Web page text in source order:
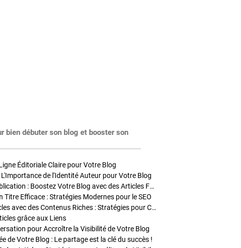
bien débuter son blog et booster son
Éditoriale Claire pour Votre Blog
de l'Identité Auteur pour Votre Blog
Stratégies de Publication : Boostez Votre Blog avec des Articles Fréquents et Exclusifs
Titre Efficace : Stratégies Modernes pour le SEO
Enrichir Vos Articles avec des Contenus Riches : Stratégies pour Captiver et Optimiser
grâce aux Liens
pour Accroître la Visibilité de Votre Blog
de Votre Blog : Le partage est la clé du succès !